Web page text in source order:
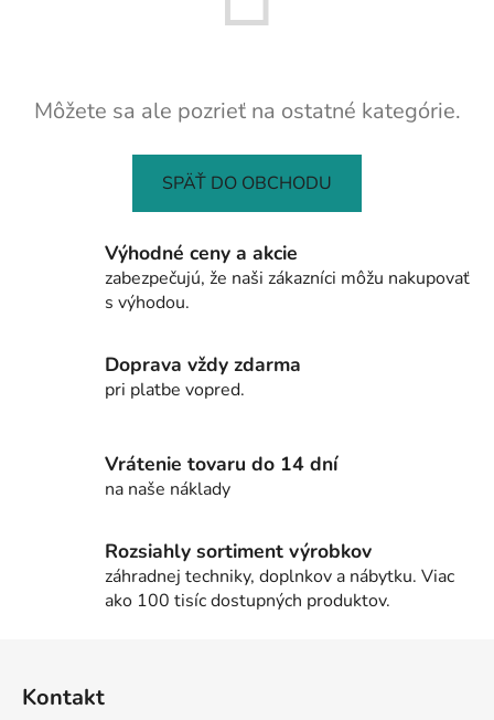
Môžete sa ale pozrieť na ostatné kategórie.
SPÄŤ DO OBCHODU
Výhodné ceny a akcie
zabezpečujú, že naši zákazníci môžu nakupovať
s výhodou.
Doprava vždy zdarma
pri platbe vopred.
Vrátenie tovaru do 14 dní
na naše náklady
Rozsiahly sortiment výrobkov
záhradnej techniky, doplnkov a nábytku. Viac
ako 100 tisíc dostupných produktov.
Kontakt